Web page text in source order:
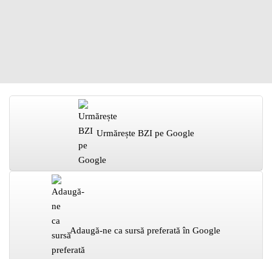
Urmărește BZI pe Google
Adaugă-ne ca sursă preferată în Google